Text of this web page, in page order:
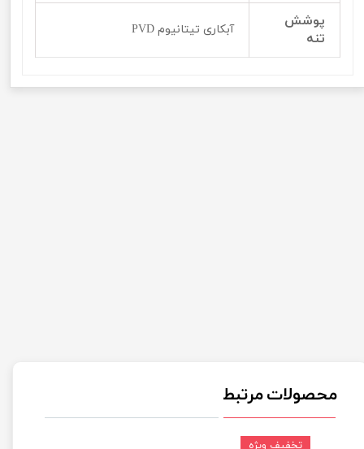
پوشش
تنه
آبکاری تیتانیوم PVD
محصولات مرتبط
تخفیف ویژه